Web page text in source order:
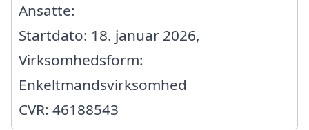
Ansatte:
Startdato: 18. januar 2026,
Virksomhedsform:
Enkeltmandsvirksomhed
CVR: 46188543